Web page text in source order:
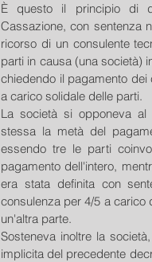
È questo il principio di
Cassazione, con sentenza
ricorso di un consulente
parti in causa (una società)
chiedendo il pagamento
a carico solidale delle parti.
La società si opponeva
stessa la metà del
essendo tre le parti
pagamento dell'intero,
era stata definita con
consulenza per 4/5 a carico
un'altra parte.
Sosteneva inoltre la
implicita del precedente